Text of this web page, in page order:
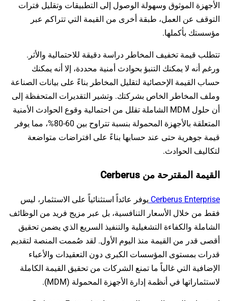
الأجهزة الموثوق وسهولة الوصول إلى التطبيقات وتقليل فترات
التوقف عن العمل، طبقة أخرى من القيمة التي تتراكم عبر
مؤسستك بأكملها.
تتطلب قيمة تخفيف المخاطر دراسة دقيقة للاحتمالية والأثر.
ورغم أنه لا يمكنك التنبؤ بحوادث أمنية محددة، إلا أنه يمكنك
حساب القيمة الإحصائية لتقليل المخاطر بناءً على بيانات الصناعة
وملف المخاطر الخاص بشركتك. وتشير التقديرات المتحفظة إلى
أن حلول MDM الشاملة تقلل من احتمالية وقوع الحوادث الأمنية
المتعلقة بالأجهزة المحمولة بنسبة تتراوح بين 60-80%، مما يوفر
قيمة جوهرية حتى عند حسابها بناءً على افتراضات متواضعة
لتكاليف الحوادث.
القيمة المقترحة من Cerberus
Cerberus Enterprise يوفر عائداً استثنائياً على الاستثمار، ليس
فقط من خلال الأسعار التنافسية، بل عبر مزيج فريد من الوظائف
الشاملة والكفاءة التشغيلية والتنفيذ السريع الذي يضمن تحقيق
أقصى قدر من القيمة منذ اليوم الأول. لقد صُممت المنصة لتقديم
قدرات بمستوى المؤسسات الكبرى دون التعقيدات والأعباء
الإضافية التي غالباً ما تمنع الشركات من تحقيق القيمة الكاملة
لاستثماراتها في أنظمة إدارة الأجهزة المحمولة (MDM).